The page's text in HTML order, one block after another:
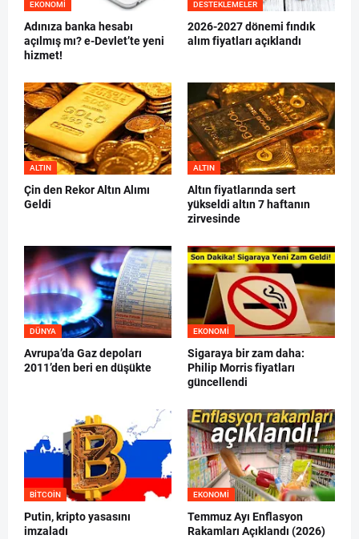
EKONOMI
Adınıza banka hesabı
açılmış mı? e-Devlet’te yeni
hizmet!
DESTEKLEMELER
2026-2027 dönemi fındık
alım fiyatları açıklandı
ALTIN
Çin den Rekor Altın Alımı
Geldi
ALTIN
Altın fiyatlarında sert
yükseldi altın 7 haftanın
zirvesinde
DÜNYA
Avrupa’da Gaz depoları
2011’den beri en düşükte
EKONOMI
Sigaraya bir zam daha:
Philip Morris fiyatları
güncellendi
BITCOIN
Putin, kripto yasasını
imzaladı
EKONOMI
Temmuz Ayı Enflasyon
Rakamları Açıklandı (2026)